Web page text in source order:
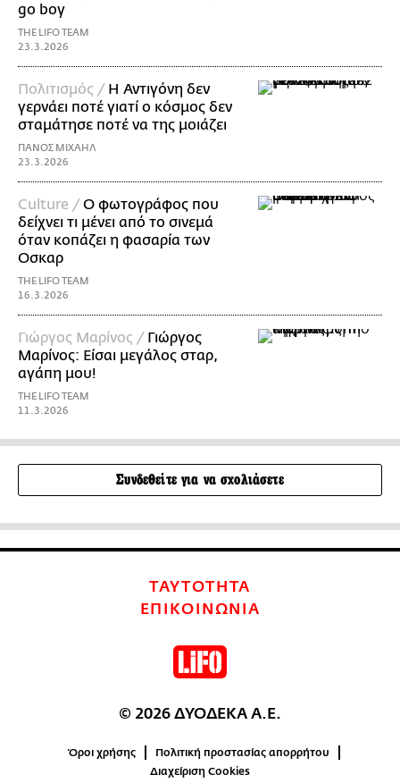
go boy
THE LIFO TEAM
23.3.2026
Πολιτισμός / Η Αντιγόνη δεν
γερνάει ποτέ γιατί ο κόσμος δεν
σταμάτησε ποτέ να της μοιάζει
ΠΑΝΟΣ ΜΙΧΑΗΛ
23.3.2026
Culture / Ο φωτογράφος που
δείχνει τι μένει από το σινεμά
όταν κοπάζει η φασαρία των
Οσκαρ
THE LIFO TEAM
16.3.2026
Γιώργος Μαρίνος / Γιώργος
Μαρίνος: Είσαι μεγάλος σταρ,
αγάπη μου!
THE LIFO TEAM
11.3.2026
Συνδεθείτε για να σχολιάσετε
ΤΑΥΤΟΤΗΤΑ
ΕΠΙΚΟΙΝΩΝΙΑ
© 2026 ΔΥΟΔΕΚΑ Α.Ε.
Όροι χρήσης
Πολιτική προστασίας απορρήτου
Διαχείριση Cookies